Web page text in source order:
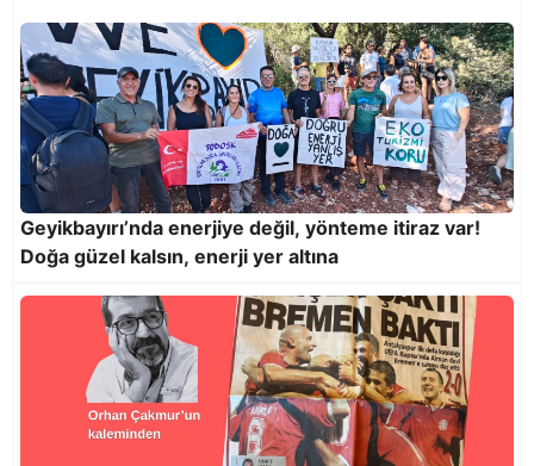
Kir pas içindeki otobüsler de denetlensin!
Geyikbayırı’nda enerjiye değil, yönteme itiraz var!
Doğa güzel kalsın, enerji yer altına